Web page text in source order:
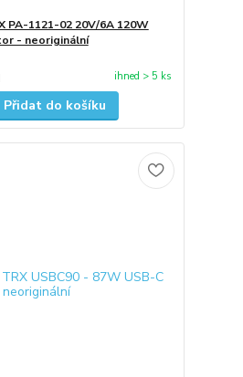
PA-1121-02 20V/6A 120W
- neoriginální
ihned > 5 ks
Přidat do košíku